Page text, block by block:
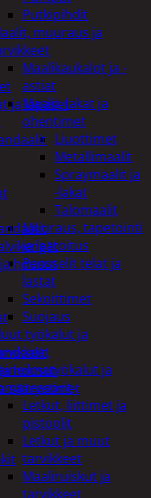
Putkipihdit
muuraus ja
Maalikaukalot ja -
astiat
Maalit, lakat ja
ohentimet
Liuottimet
Metallimaalit
Spraymaalit ja
-lakat
Talomaalit
Muuraus, tapetointi
ja laatoitus
Pensselit telat ja
lastat
Sekoittimet
Suojaus
työkalut ja
ja
Letkut, liittimet ja
pistoolit
Letkut ja muut
tarvikkeet
Maaliruiskut ja
tarvikkeet
ja lapaset
housut
housut
säärystimet